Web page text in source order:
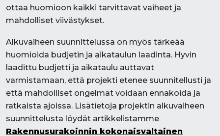
ottaa huomioon kaikki tarvittavat vaiheet ja
mahdolliset viivästykset.
Alkuvaiheen suunnittelussa on myös tärkeää
huomioida budjetin ja aikataulun laadinta. Hyvin
laadittu budjetti ja aikataulu auttavat
varmistamaan, että projekti etenee suunnitellusti ja
että mahdolliset ongelmat voidaan ennakoida ja
ratkaista ajoissa. Lisätietoja projektin alkuvaiheen
suunnittelusta löydät artikkelistamme
Rakennusurakoinnin kokonaisvaltainen